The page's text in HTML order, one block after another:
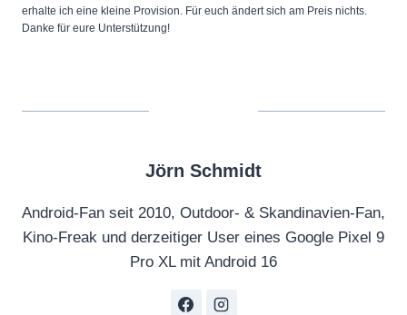
erhalte ich eine kleine Provision. Für euch ändert sich am Preis nichts.
Danke für eure Unterstützung!
Jörn Schmidt
Android-Fan seit 2010, Outdoor- & Skandinavien-Fan,
Kino-Freak und derzeitiger User eines Google Pixel 9
Pro XL mit Android 16